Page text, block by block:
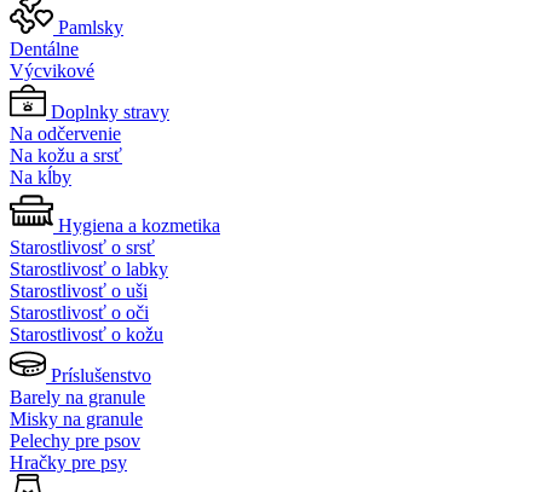
Pamlsky
Dentálne
Výcvikové
Doplnky stravy
Na odčervenie
Na kožu a srsť
Na kĺby
Hygiena a kozmetika
Starostlivosť o srsť
Starostlivosť o labky
Starostlivosť o uši
Starostlivosť o oči
Starostlivosť o kožu
Príslušenstvo
Barely na granule
Misky na granule
Pelechy pre psov
Hračky pre psy